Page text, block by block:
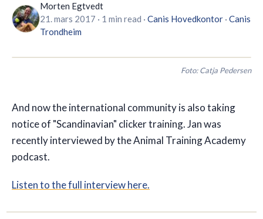
🇬🇧EN
Morten Egtvedt
21. mars 2017 · 1 min read · Canis Hovedkontor · Canis
Trondheim
Foto:Catja Pedersen
And now the international community is also taking
notice of "Scandinavian" clicker training. Jan was
recently interviewed by the Animal Training Academy
podcast.
Listen to the full interview here.